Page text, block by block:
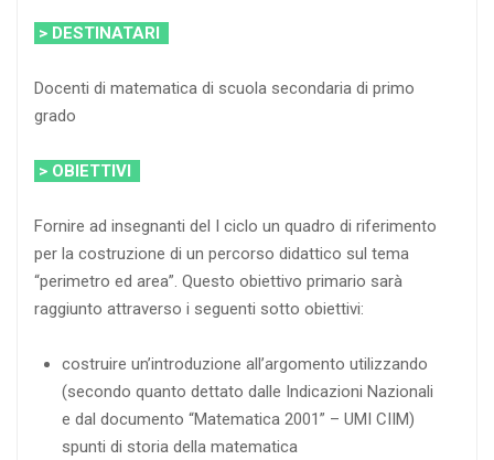
> DESTINATARI
Docenti di matematica di scuola secondaria di primo
grado
> OBIETTIVI
Fornire ad insegnanti del I ciclo un quadro di riferimento
per la costruzione di un percorso didattico sul tema
“perimetro ed area”. Questo obiettivo primario sarà
raggiunto attraverso i seguenti sotto obiettivi:
costruire un’introduzione all’argomento utilizzando
(secondo quanto dettato dalle Indicazioni Nazionali
e dal documento “Matematica 2001” – UMI CIIM)
spunti di storia della matematica